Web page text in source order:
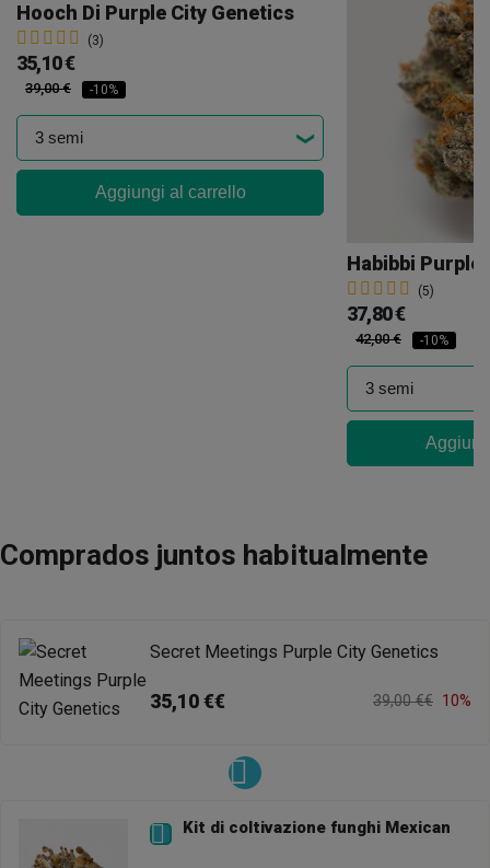
Hooch Di Purple City Genetics
(3)
35,10 €
39,00 € -10%
Aggiungi al carrello
Habibbi Purple
(5)
37,80 €
42,00 € -10%
Comprados juntos habitualmente
Secret Meetings Purple City Genetics
35,10 €€ 39,00 €€ 10%
 Kit di coltivazione funghi Mexican